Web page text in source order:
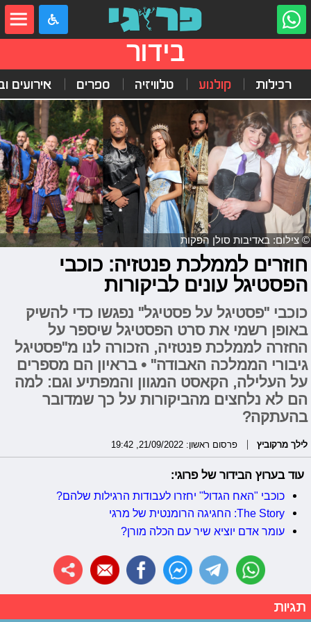
בידור
רכילות קולנוע טלוויזיה ספרים אירועים
© צילום: באדיבות סולן הפקות
חוזרים לממלכת פנטזיה: כוכבי
הפסטיגל עונים לביקורות
כוכבי "פסטיגל על פסטיגל" נפגשו כדי להשיק
באופן רשמי את סרט הפסטיגל שיספר על
החזרה לממלכת פנטזיה, הזכורה לנו מ"פסטיגל
גיבורי הממלכה האבודה" • בראיון הם מספרים
על העלילה, הקאסט המגוון והמפתיע וגם: למה
הם לא נלחצים מהביקורות על כך שמדובר
בהעתקה?
לילך מרקוביץ פרסום ראשון: 21/09/2022, 19:42
עוד בערוץ הבידור של פרוגי:
כוכבי "האח הגדול" יחזרו לעבודות הרגילות שלהם?
The Story: החגיגה הרומנטית של מרגי
עומר אדם יוציא שיר עם הכלה מורן?
תגיות